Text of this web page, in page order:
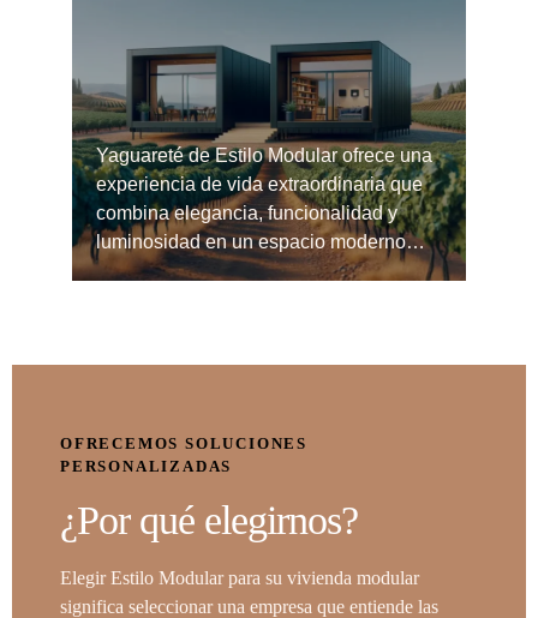
Yaguareté de Estilo Modular ofrece una
experiencia de vida extraordinaria que
combina elegancia, funcionalidad y
luminosidad en un espacio moderno…
OFRECEMOS SOLUCIONES
PERSONALIZADAS
¿Por qué elegirnos?
Elegir Estilo Modular para su vivienda modular
significa seleccionar una empresa que entiende las